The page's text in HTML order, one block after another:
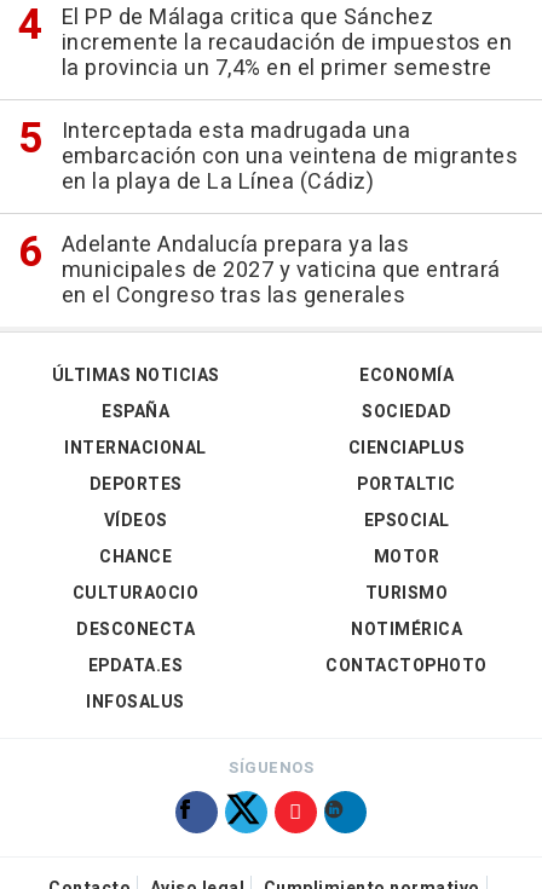
El PP de Málaga critica que Sánchez
incremente la recaudación de impuestos en
la provincia un 7,4% en el primer semestre
Interceptada esta madrugada una
embarcación con una veintena de migrantes
en la playa de La Línea (Cádiz)
Adelante Andalucía prepara ya las
municipales de 2027 y vaticina que entrará
en el Congreso tras las generales
ÚLTIMAS NOTICIAS
ESPAÑA
INTERNACIONAL
DEPORTES
VÍDEOS
ECONOMÍA
SOCIEDAD
CIENCIAPLUS
PORTALTIC
EPSOCIAL
CHANCE
CULTURAOCIO
DESCONECTA
EPDATA.ES
INFOSALUS
MOTOR
TURISMO
NOTIMÉRICA
CONTACTOPHOTO
SÍGUENOS